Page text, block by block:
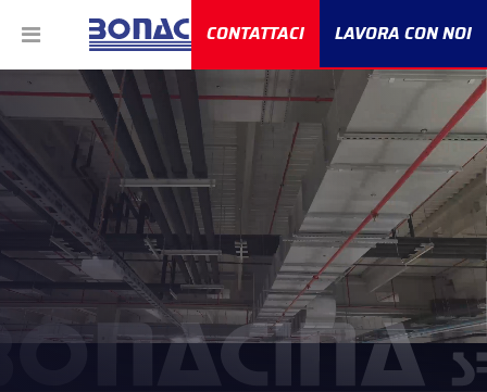
CONTATTACI LAVORA CON NOI